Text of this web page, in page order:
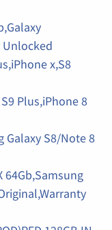
Unlocked
x,S8
Plus,iPhone 8
Galaxy S8/Note 8
64Gb,Samsung